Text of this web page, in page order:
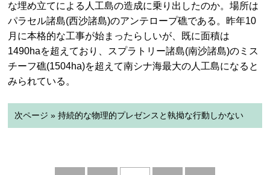
な埋め立てによる人工島の造成に乗り出したのか。場所は
パラセル諸島(西沙諸島)のアンテロープ礁である。昨年10
月に本格的な工事が始まったらしいが、既に面積は
1490haを超えており、スプラトリー諸島(南沙諸島)のミス
チーフ礁(1504ha)を超えて南シナ海最大の人工島になると
みられている。
次ページ » 持続的な物理的プレゼンスと執拗な行動しかない